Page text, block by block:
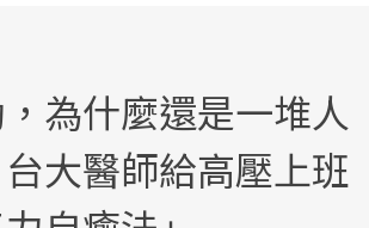
為什麼還是一堆人
大醫師給高壓上班